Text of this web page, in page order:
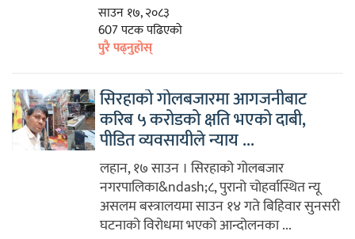
साउन १७, २०८३
607 पटक पढिएको
पुरै पढ्नुहोस्
सिरहाको गोलबजारमा आगजनीबाट
करिब ५ करोडको क्षति भएको दाबी,
पीडित व्यवसायीले न्याय ...
लहान, १७ साउन । सिरहाको गोलबजार
नगरपालिका&ndash;८, पुरानो चोहर्वास्थित न्यू
असलम बस्त्रालयमा साउन १४ गते बिहिवार सुनसरी
घटनाको विरोधमा भएको आन्दोलनका ...